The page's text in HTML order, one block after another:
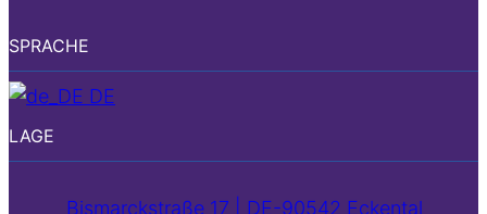
SPRACHE
DE
LAGE
Bismarckstraße 17 | DE-90542 Eckental